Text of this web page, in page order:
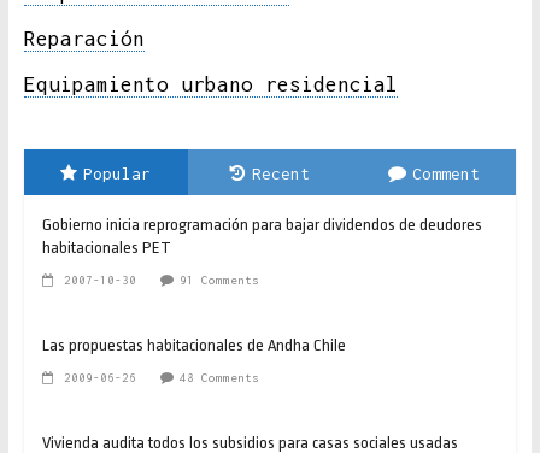
Reparación
Equipamiento urbano residencial
Popular Recent Comment
Gobierno inicia reprogramación para bajar dividendos de deudores
habitacionales PET
2007-10-30 91 Comments
Las propuestas habitacionales de Andha Chile
2009-06-26 48 Comments
Vivienda audita todos los subsidios para casas sociales usadas